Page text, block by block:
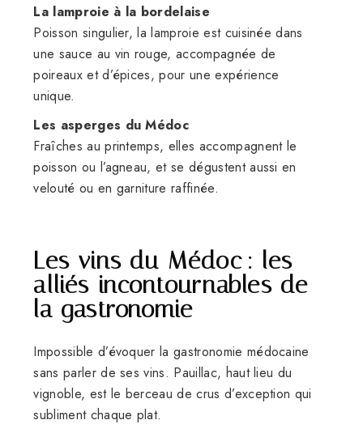
La lamproie à la bordelaise
Poisson singulier, la lamproie est cuisinée dans
une sauce au vin rouge, accompagnée de
poireaux et d’épices, pour une expérience
unique.
Les asperges du Médoc
Fraîches au printemps, elles accompagnent le
poisson ou l’agneau, et se dégustent aussi en
velouté ou en garniture raffinée.
Les vins du Médoc : les
alliés incontournables de
la gastronomie
Impossible d’évoquer la gastronomie médocaine
sans parler de ses vins. Pauillac, haut lieu du
vignoble, est le berceau de crus d’exception qui
subliment chaque plat.